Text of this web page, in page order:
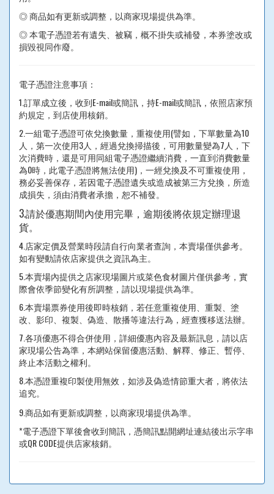
◎ 商品如有更新或調整，以商家現場提供為準。
◎ 本電子憑證若有遺失、被竊，概不掛失或補發，本券塗改或
損毀視同作廢。
電子憑證注意事項：
1.訂單成立後，收到E-mail或簡訊，持E-mail或簡訊，依照店家預
約規定，到店使用核銷。
2.一組電子憑證可依兌換數量，重複使用(譬如，下單數量為10
人，第一次使用3人，經過兌換掃描後，可用數量變為7人，下
次消費時，還是可用同組電子憑證繼續消費，一直到消費數量
為0時，此電子憑證將無法使用)，一經兌換及不可重複使用，
務必妥善保存，若因電子憑證遺失或造成被第三方兌換，所造
成損失，須由消費者承擔，恕不補發。
3.請於優惠期間內使用完畢，逾期後將依規定辦理退
貨。
4.店家定價及營業時段請自行向業者查詢，本賣場僅供參考。
如有變動請依店家提供之資訊為主。
5.本賣場內提供之店家現場圖片或菜色食材圖片僅供參考，實
際會依季節變化有所調整，請以現場提供為準。
6.本賣場票券使用後即時核銷，若任意重複使用、重製、塗
改、影印、複製、偽造、散播等違法行為，經查獲移送法辦。
7.各項優惠不得合併使用，詳細優惠內容及最新訊息，請以店
家現場公告為準，本網站保留優惠活動、解釋、修正、暫停、
終止本活動之權利。
8.本憑證重複印製使用無效，如涉及偽造情節重大者，將依法
追究。
9.商品如有更新或調整，以商家現場提供為準。
*電子憑證下單後會收到簡訊，憑簡訊點開網址連結後出示字串
或QR CODE提供店家核銷。